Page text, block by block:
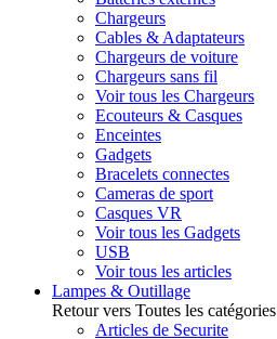
Chargeurs
Cables & Adaptateurs
Chargeurs de voiture
Chargeurs sans fil
Voir tous les Chargeurs
Ecouteurs & Casques
Enceintes
Gadgets
Bracelets connectes
Cameras de sport
Casques VR
Voir tous les Gadgets
USB
Voir tous les articles
Lampes & Outillage
Retour vers Toutes les catégories
Articles de Securite